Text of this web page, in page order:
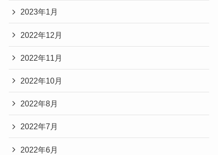
2023年1月
2022年12月
2022年11月
2022年10月
2022年8月
2022年7月
2022年6月